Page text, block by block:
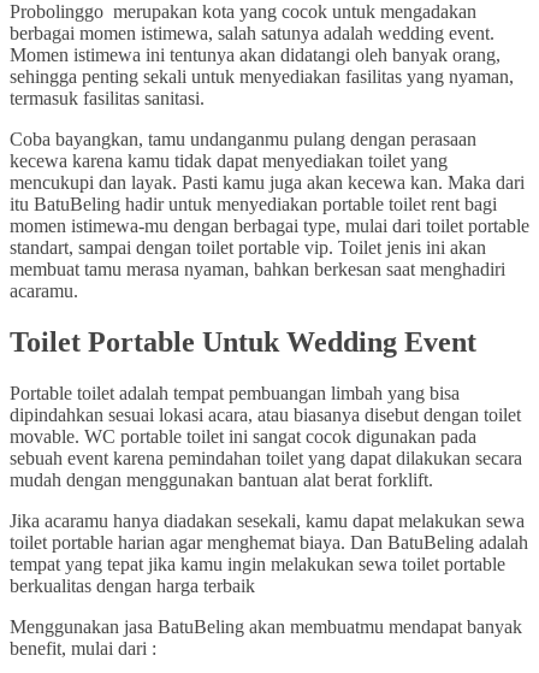
Probolinggo merupakan kota yang cocok untuk mengadakan
berbagai momen istimewa, salah satunya adalah wedding event.
Momen istimewa ini tentunya akan didatangi oleh banyak orang,
sehingga penting sekali untuk menyediakan fasilitas yang nyaman,
termasuk fasilitas sanitasi.
Coba bayangkan, tamu undanganmu pulang dengan perasaan
kecewa karena kamu tidak dapat menyediakan toilet yang
mencukupi dan layak. Pasti kamu juga akan kecewa kan. Maka dari
itu BatuBeling hadir untuk menyediakan portable toilet rent bagi
momen istimewa-mu dengan berbagai type, mulai dari toilet portable
standart, sampai dengan toilet portable vip. Toilet jenis ini akan
membuat tamu merasa nyaman, bahkan berkesan saat menghadiri
acaramu.
Toilet Portable Untuk Wedding Event
Portable toilet adalah tempat pembuangan limbah yang bisa
dipindahkan sesuai lokasi acara, atau biasanya disebut dengan toilet
movable. WC portable toilet ini sangat cocok digunakan pada
sebuah event karena pemindahan toilet yang dapat dilakukan secara
mudah dengan menggunakan bantuan alat berat forklift.
Jika acaramu hanya diadakan sesekali, kamu dapat melakukan sewa
toilet portable harian agar menghemat biaya. Dan BatuBeling adalah
tempat yang tepat jika kamu ingin melakukan sewa toilet portable
berkualitas dengan harga terbaik
Menggunakan jasa BatuBeling akan membuatmu mendapat banyak
benefit, mulai dari :